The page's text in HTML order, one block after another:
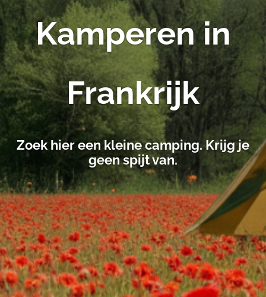
Kamperen in
Frankrijk
Zoek hier een kleine camping. Krijg je
geen spijt van.